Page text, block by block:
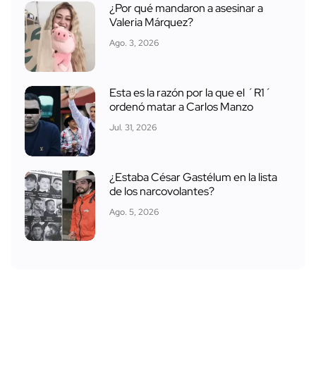
¿Por qué mandaron a asesinar a
Valeria Márquez?
Ago. 3, 2026
Esta es la razón por la que el ´R1´
ordenó matar a Carlos Manzo
Jul. 31, 2026
¿Estaba César Gastélum en la lista
de los narcovolantes?
Ago. 5, 2026